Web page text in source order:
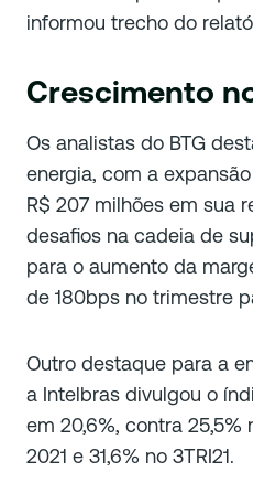
informou trecho do
Crescimento
Os analistas do BTG
energia, com a
R$ 207 milhões em sua
desafios na cadeia de
para o aumento da
de 180bps no trimestre
Outro destaque para a
a Intelbras divulgou o
em 20,6%, contra
2021 e 31,6% no 3TRI21.